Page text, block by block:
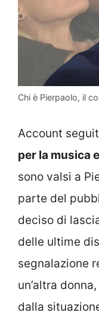
Chi è Pierpaolo, il
Account
per la musica
sono valsi a
parte del
deciso di
delle ultime
segnalazione
un’altra
dalla